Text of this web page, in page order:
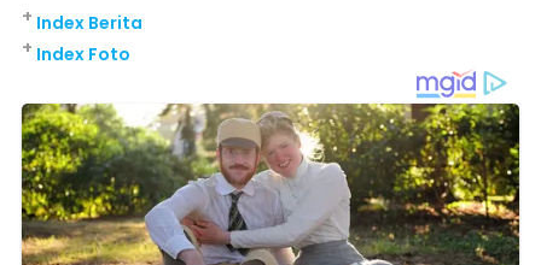
Index Berita
+
Index Foto
+